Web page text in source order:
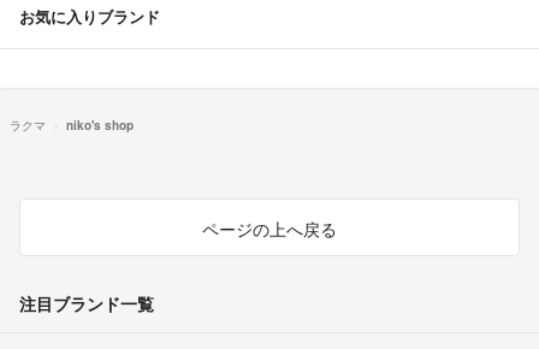
お気に入りブランド
ラクマ niko's shop
ページの上へ戻る
注目ブランド一覧